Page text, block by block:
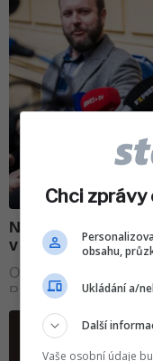
Chci
obsahu,
Ukládání a/
Další
Vaše osobní údaje